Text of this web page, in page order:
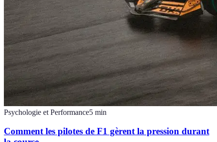
Psychologie et Performance5 min
Comment les pilotes de F1 gèrent la pression durant